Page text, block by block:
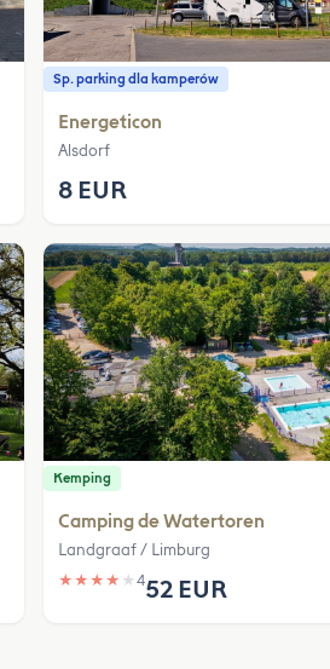
Sp. parking dla kamperów
Energeticon
Alsdorf
8 EUR
Kemping
Camping de Watertoren
Landgraaf / Limburg
★ ★ ★ ★ ★452 EUR